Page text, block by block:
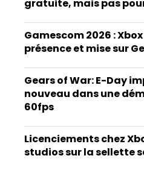
gratuite, mais pas
Gamescom 2026 :
présence et mise sur
Gears of War: E-Day
nouveau dans une
60fps
Licenciements chez
studios sur la sellette